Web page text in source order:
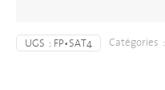
UGS : FP•SAT4 Catégories :